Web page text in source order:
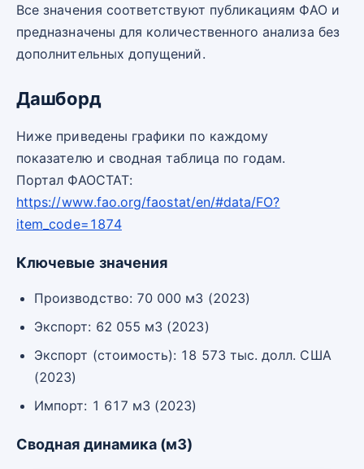
Все значения соответствуют публикациям ФАО и
предназначены для количественного анализа без
дополнительных допущений.
Дашборд
Ниже приведены графики по каждому
показателю и сводная таблица по годам.
Портал ФАОСТАТ:
https://www.fao.org/faostat/en/#data/FO?
item_code=1874
Ключевые значения
Производство: 70 000 м3 (2023)
Экспорт: 62 055 м3 (2023)
Экспорт (стоимость): 18 573 тыс. долл. США
(2023)
Импорт: 1 617 м3 (2023)
Сводная динамика (м3)